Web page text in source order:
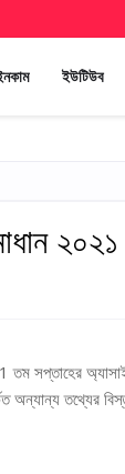
ইউটিউব
অন্যান্য তথ্যের